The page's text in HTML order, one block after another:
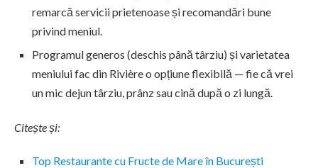
remarcă servicii prietenoase și recomandări bune
privind meniul.
Programul generos (deschis până târziu) și varietatea
meniului fac din Rivière o opțiune flexibilă — fie că vrei
un mic dejun târziu, prânz sau cină după o zi lungă.
Citește și:
Top Restaurante cu Fructe de Mare în București